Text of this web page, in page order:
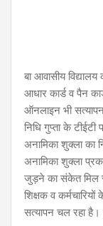
बा आवासीय
आधार कार्ड व पैन
ऑनलाइन भी
निधि गुप्ता के
अनामिका शुक्ला का
अनामिका शुक्ला
जुड़ने का संकेत मिल
शिक्षक व
सत्यापन चल रहा